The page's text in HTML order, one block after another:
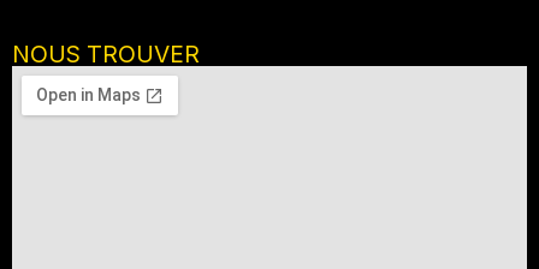
NOUS TROUVER